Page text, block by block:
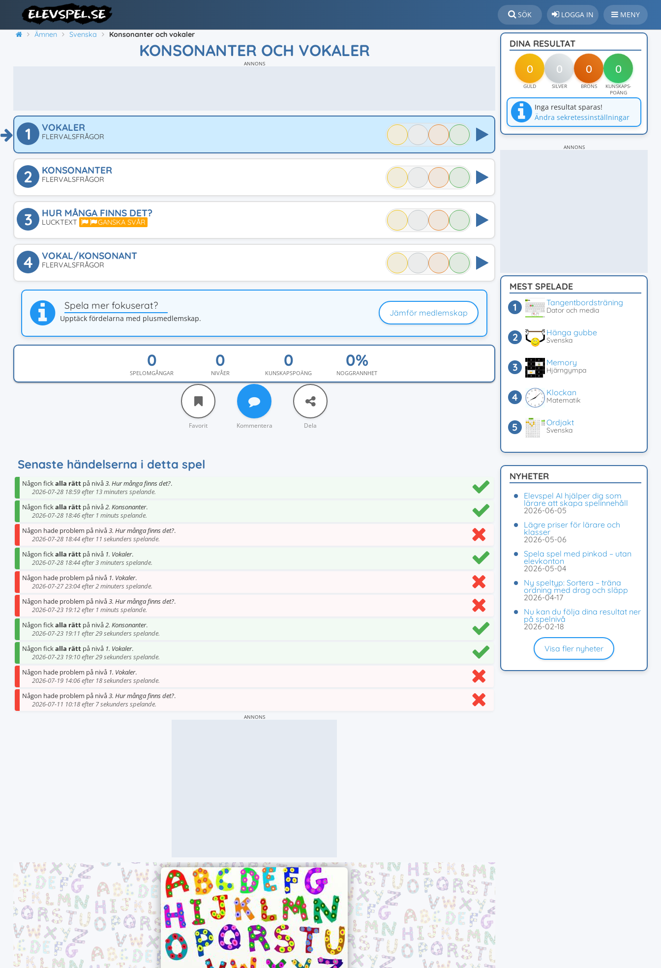
SÖK LOGGA IN MENY
Ämnen Svenska Konsonanter och vokaler
KONSONANTER OCH VOKALER
ANNONS
1 VOKALER
FLERVALSFRÅGOR
2 KONSONANTER
FLERVALSFRÅGOR
3 HUR MÅNGA FINNS DET?
LUCKTEXT GANSKA SVÅR
4 VOKAL/KONSONANT
FLERVALSFRÅGOR
Spela mer fokuserat?
Upptäck fördelarna med plusmedlemskap.
Jämför medlemskap
SPELOMGÅNGAR NIVÅER KUNSKAPSPOÄNG NOGGRANNHET
Favorit Kommentera Dela
Senaste händelserna i detta spel
Någon fickalla rätt på nivå3. Hur många finns det?.
2026-07-28 18:59 efter 13 minuters spelande.
Någon fickalla rätt på nivå2. Konsonanter.
2026-07-28 18:46 efter 1 minuts spelande.
Någon hade problem på nivå3. Hur många finns det?.
2026-07-28 18:44 efter 11 sekunders spelande.
Någon fickalla rätt på nivå 1. Vokaler.
2026-07-28 18:44 efter 3 minuters spelande.
Någon hade problem på nivå 1. Vokaler.
2026-07-27 23:04 efter 2 minuters spelande.
Någon hade problem på nivå3. Hur många finns det?.
2026-07-23 19:12 efter 1 minuts spelande.
Någon fickalla rätt på nivå2. Konsonanter.
2026-07-23 19:11 efter 29 sekunders spelande.
Någon fickalla rätt på nivå 1. Vokaler.
2026-07-23 19:10 efter 29 sekunders spelande.
Någon hade problem på nivå 1. Vokaler.
2026-07-19 14:06 efter 18 sekunders spelande.
Någon hade problem på nivå3. Hur många finns det?.
2026-07-11 10:18 efter 7 sekunders spelande.
ANNONS
DINA RESULTAT
0 0 0 0
GULD SILVER BRONS
KUNSKAPS-
POÄNG
Inga resultat sparas!
Ändra sekretessinställningar
ANNONS
MEST SPELADE
Tangentbordsträning
Dator och media
Hänga gubbe
Svenska
Memory
Hjärngympa
Klockan
Matematik
Ordjakt
Svenska
NYHETER
Elevspel AI hjälper dig som
lärare att skapa spelinnehåll
2026-06-05
Lägre priser för lärare och
klasser
2026-05-06
Spela spel med pinkod – utan
elevkonton
2026-05-04
Ny speltyp: Sortera – träna
ordning med drag och släpp
2026-04-17
Nu kan du följa dina resultat ner
på spelnivå
2026-02-18
Visa fler nyheter